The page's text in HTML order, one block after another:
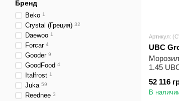
Артикул:
UBC
1.45
52 116
В
Бренд
Beko 1
Crystal (Греция) 32
Daewoo 1
Forcar 4
Gooder 9
GoodFood 4
Italfrost 1
Juka 59
Reednee 3